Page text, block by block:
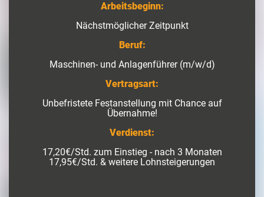
Arbeitsbeginn:
Nächstmöglicher Zeitpunkt
Beruf:
Maschinen- und Anlagenführer (m/w/d)
Vertragsart:
Unbefristete Festanstellung mit Chance auf
Übernahme!
Verdienst:
17,20€/Std. zum Einstieg - nach 3 Monaten
17,95€/Std. & weitere Lohnsteigerungen